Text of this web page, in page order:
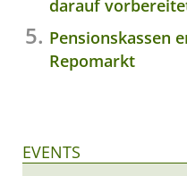
darauf
Pensionskassen
Repomarkt
EVENTS